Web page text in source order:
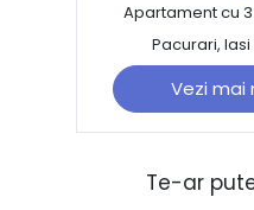
Apartament cu
Pacurari, Iasi
Vezi mai
Te-ar